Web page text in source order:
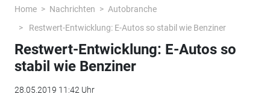
Home Nachrichten
Autobranche
Restwert-Entwicklung: E-Autos so stabil wie Benziner
Restwert-Entwicklung: E-Autos so
stabil wie Benziner
28.05.2019 11:42 Uhr